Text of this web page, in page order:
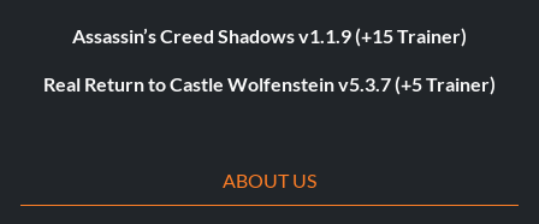
Assassin’s Creed Shadows v1.1.9 (+15 Trainer)
Real Return to Castle Wolfenstein v5.3.7 (+5 Trainer)
ABOUT US